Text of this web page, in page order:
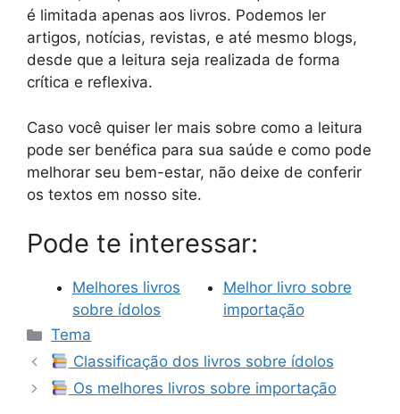
é limitada apenas aos livros. Podemos ler
artigos, notícias, revistas, e até mesmo blogs,
desde que a leitura seja realizada de forma
crítica e reflexiva.
Caso você quiser ler mais sobre como a leitura
pode ser benéfica para sua saúde e como pode
melhorar seu bem-estar, não deixe de conferir
os textos em nosso site.
Pode te interessar:
Melhores livros
sobre ídolos
Melhor livro sobre
importação
Categorias
Tema
Classificação dos livros sobre ídolos
Os melhores livros sobre importação